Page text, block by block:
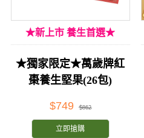
★新上市 養生首選★
★獨家限定★萬歲牌紅
棗養生堅果(26包)
$749 $862
立即搶購